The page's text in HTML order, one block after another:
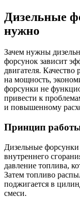
Дизельные
нужно
Зачем нужны
форсунок зависит
двигателя.
на мощность,
форсунки не
привести к
и повышенному
Принцип
Дизельные
внутреннего
давление топлива,
Затем топливо
поджигается в
смеси.